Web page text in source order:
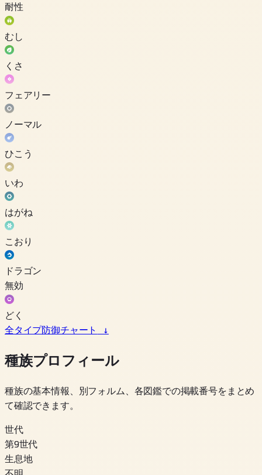
耐性
むし
くさ
フェアリー
ノーマル
ひこう
いわ
はがね
こおり
ドラゴン
無効
どく
全タイプ防御チャート
↓
種族プロフィール
種族の基本情報、別フォルム、各図鑑での掲載番号をまとめ
て確認できます。
世代
第9世代
生息地
不明